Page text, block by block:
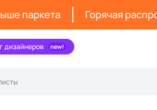
паркета Горячая
дизайнеров